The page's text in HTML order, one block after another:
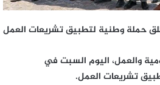
حملة وطنية لتطبيق تشريعات العمل
والعمل، اليوم السبت في
تشريعات العمل.